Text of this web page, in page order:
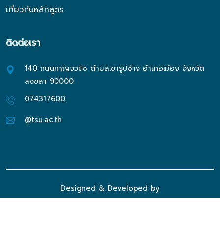
เกี่ยวกับหลักสูตร
ติดต่อเรา
140 ถนนกาญจวนิช ตำบลเขารูปช้าง อำเภอเมือง จังหวัด
สงขลา 90000
074317600
@tsu.ac.th
Designed & Developed by
Institute of Learning Resources and Digital Technology